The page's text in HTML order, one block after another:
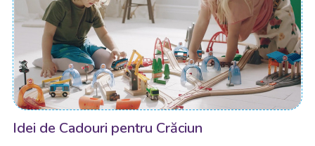
Idei de Cadouri pentru Crăciun